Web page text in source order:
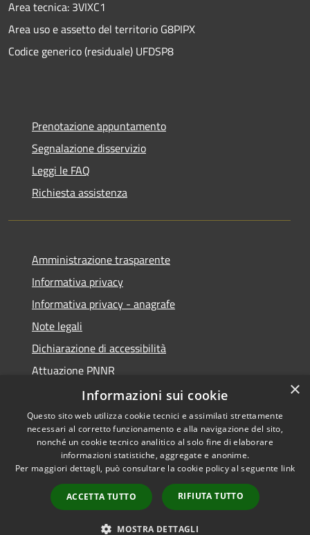
Area tecnica: 3VIXC1
Area uso e assetto del territorio G8PIPX
Codice generico (residuale) UFDSP8
Prenotazione appuntamento
Segnalazione disservizio
Leggi le FAQ
Richiesta assistenza
Amministrazione trasparente
Informativa privacy
Informativa privacy - anagrafe
Note legali
Dichiarazione di accessibilità
Attuazione PNNR
Whistleblowing
RSS
Accessibilità
Copyright © 2026 • Comune di
Municipium•
Accesso
redazione
×
Informazioni sui cookie
Questo sito web utilizza cookie tecnici e assimilati strettamente
necessari al corretto funzionamento e alla navigazione del sito,
nonché un cookie tecnico analitico al solo fine di elaborare
informazioni statistiche, aggregate e anonime.
Per maggiori dettagli, può consultare la cookie policy al seguente link
ACCETTA TUTTO RIFIUTA TUTTO
MOSTRA DETTAGLI